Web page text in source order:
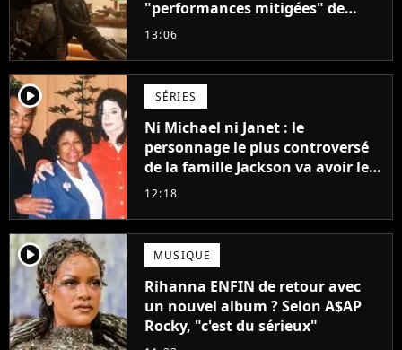
"performances mitigées" de
Vaiana et The Mandalorian &
13:06
player2 SÉRIES
Ni Michael ni Janet : le
personnage le plus controversé
de la famille Jackson va avoir le
droit à sa propre série
12:18
player2 MUSIQUE
Rihanna ENFIN de retour avec
un nouvel album ? Selon A$AP
Rocky, "c'est du sérieux"